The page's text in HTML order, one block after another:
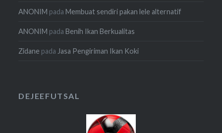
ANONIM padaMembuat sendiri pakan lele alternatif
ANONIM padaBenih Ikan Berkualitas
Zidane pada Jasa Pengiriman Ikan Koki
DEJEEFUTSAL